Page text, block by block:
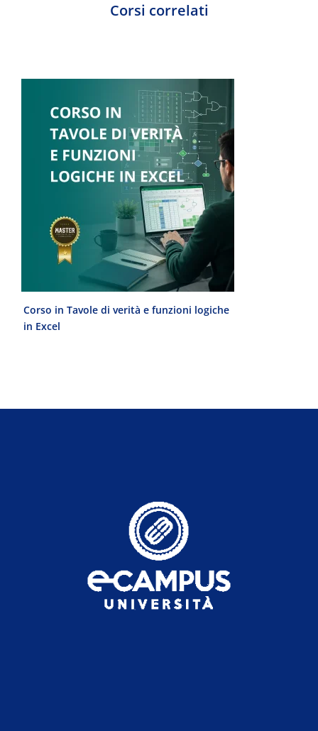
Corsi correlati
Corso in Tavole di verità e funzioni logiche
in Excel